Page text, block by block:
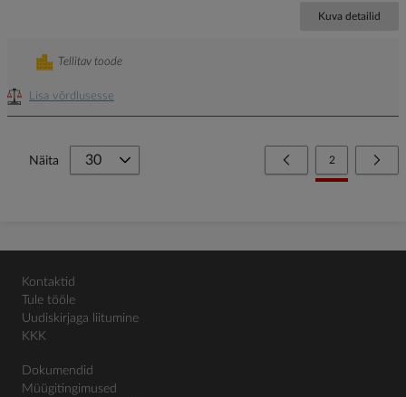
Kuva detailid
Lisa võrdlusesse
Tellitav toode
Page You're currently
2
Näita
Kontaktid
Tule tööle
Uudiskirjaga liitumine
KKK
Dokumendid
Müügitingimused